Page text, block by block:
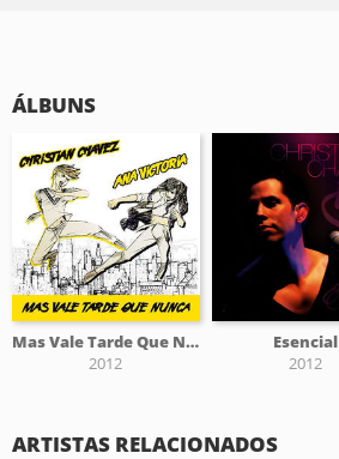
ÁLBUNS
Mas Vale Tarde Que Nunca
2012
Esencial
2012
ARTISTAS RELACIONADOS